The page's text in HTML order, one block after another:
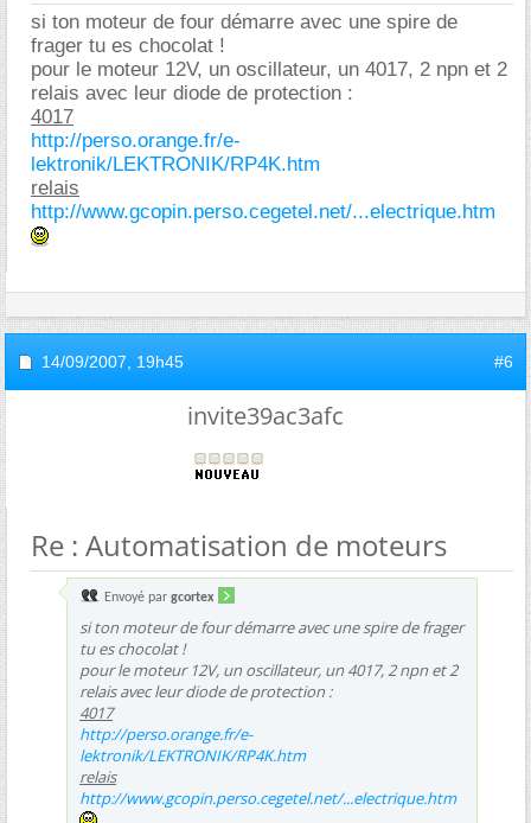
si ton moteur de four démarre avec une spire de
frager tu es chocolat !
pour le moteur 12V, un oscillateur, un 4017, 2 npn et 2
relais avec leur diode de protection :
4017
http://perso.orange.fr/e-
lektronik/LEKTRONIK/RP4K.htm
relais
http://www.gcopin.perso.cegetel.net/...electrique.htm
14/09/2007, 19h45 #6
invite39ac3afc
Re : Automatisation de moteurs
Envoyé par gcortex
si ton moteur de four démarre avec une spire de frager
tu es chocolat !
pour le moteur 12V, un oscillateur, un 4017, 2 npn et 2
relais avec leur diode de protection :
4017
http://perso.orange.fr/e-
lektronik/LEKTRONIK/RP4K.htm
relais
http://www.gcopin.perso.cegetel.net/...electrique.htm